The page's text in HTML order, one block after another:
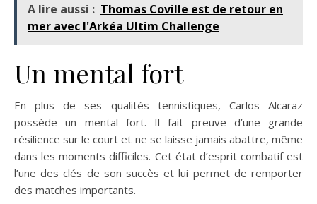
A lire aussi : Thomas Coville est de retour en
mer avec l'Arkéa Ultim Challenge
Un mental fort
En plus de ses qualités tennistiques, Carlos Alcaraz
possède un mental fort. Il fait preuve d’une grande
résilience sur le court et ne se laisse jamais abattre, même
dans les moments difficiles. Cet état d’esprit combatif est
l’une des clés de son succès et lui permet de remporter
des matches importants.